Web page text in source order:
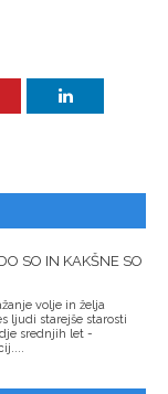
SO IN KAKŠNE SO
volje in želja
ljudi starejše starosti
srednjih let -